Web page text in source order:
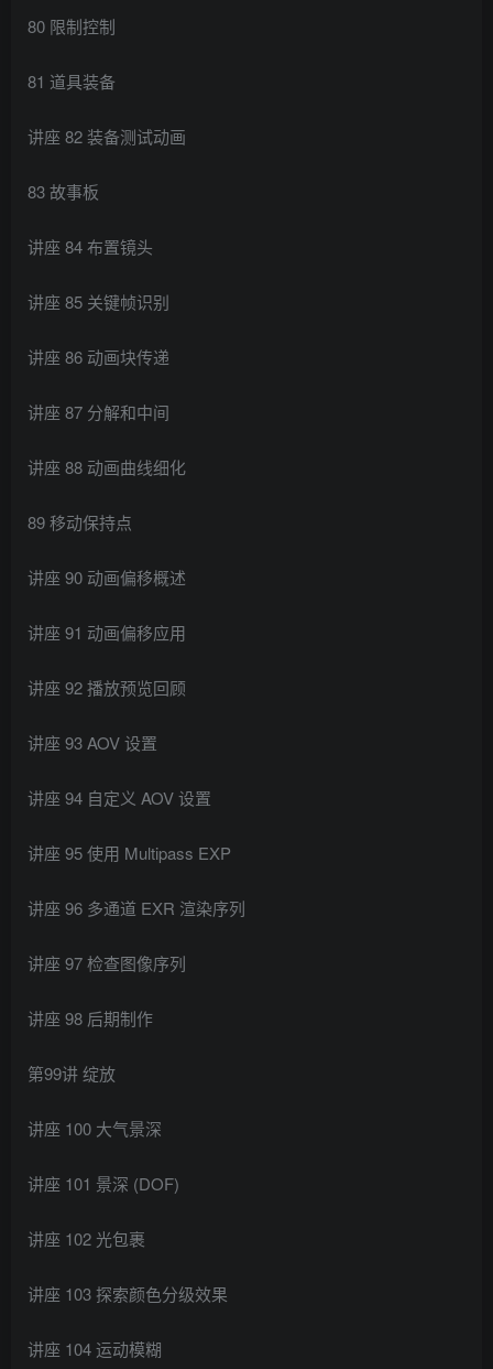
80 限制控制
81 道具装备
讲座 82 装备测试动画
83 故事板
讲座 84 布置镜头
讲座 85 关键帧识别
讲座 86 动画块传递
讲座 87 分解和中间
讲座 88 动画曲线细化
89 移动保持点
讲座 90 动画偏移概述
讲座 91 动画偏移应用
讲座 92 播放预览回顾
讲座 93 AOV 设置
讲座 94 自定义 AOV 设置
讲座 95 使用 Multipass EXP
讲座 96 多通道 EXR 渲染序列
讲座 97 检查图像序列
讲座 98 后期制作
第99讲 绽放
讲座 100 大气景深
讲座 101 景深 (DOF)
讲座 102 光包裹
讲座 103 探索颜色分级效果
讲座 104 运动模糊